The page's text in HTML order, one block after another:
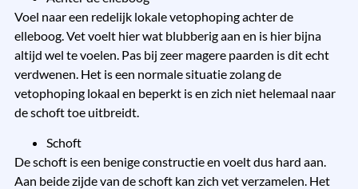
Voel naar een redelijk lokale vetophoping achter de
elleboog. Vet voelt hier wat blubberig aan en is hier bijna
altijd wel te voelen. Pas bij zeer magere paarden is dit echt
verdwenen. Het is een normale situatie zolang de
vetophoping lokaal en beperkt is en zich niet helemaal naar
de schoft toe uitbreidt.
Schoft
De schoft is een benige constructie en voelt dus hard aan.
Aan beide zijde van de schoft kan zich vet verzamelen. Het